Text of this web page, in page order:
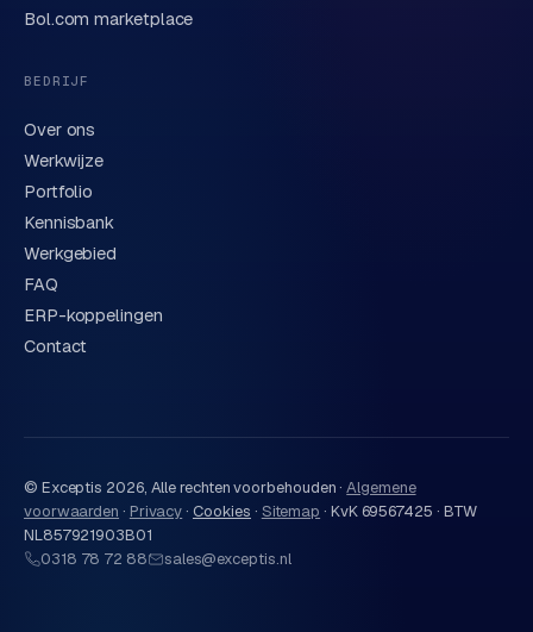
privacyverklaring
Bol.com marketplace
BEDRIJF
Over ons
Werkwijze
Portfolio
Kennisbank
Werkgebied
FAQ
ERP-koppelingen
Contact
© Exceptis 2026, Alle rechten voorbehouden · Algemene
voorwaarden · Privacy· Cookies · Sitemap · KvK 69567425 · BTW
NL857921903B01
0318 78 72 88
sales@exceptis.nl